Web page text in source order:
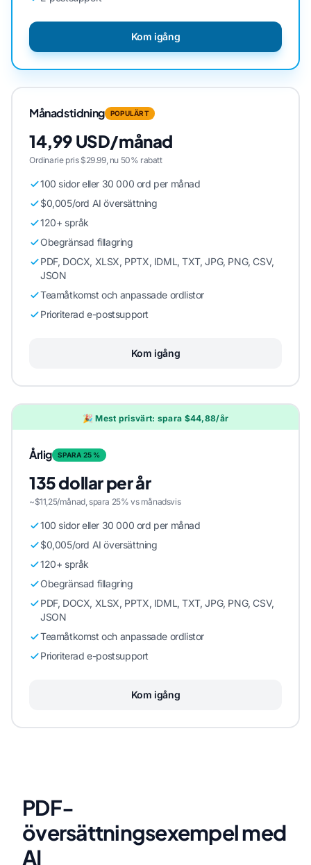
Kom igång
Månadstidning POPULÄRT
14,99 USD/månad
Ordinarie pris $29.99, nu 50% rabatt
100 sidor eller 30 000 ord per månad
$0,005/ord AI översättning
120+ språk
Obegränsad fillagring
PDF, DOCX, XLSX, PPTX, IDML, TXT, JPG, PNG, CSV,
JSON
Teamåtkomst och anpassade ordlistor
Prioriterad e-postsupport
Kom igång
🎉 Mest prisvärt: spara $44,88/år
Årlig SPARA 25 %
135 dollar per år
~$11,25/månad, spara 25% vs månadsvis
100 sidor eller 30 000 ord per månad
$0,005/ord AI översättning
120+ språk
Obegränsad fillagring
PDF, DOCX, XLSX, PPTX, IDML, TXT, JPG, PNG, CSV,
JSON
Teamåtkomst och anpassade ordlistor
Prioriterad e-postsupport
Kom igång
PDF-
översättningsexempel med
AI